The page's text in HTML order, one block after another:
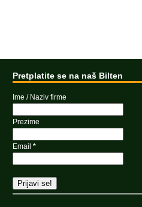
Pretplatite se na naš Bilten
Ime / Naziv firme
Prezime
Email*